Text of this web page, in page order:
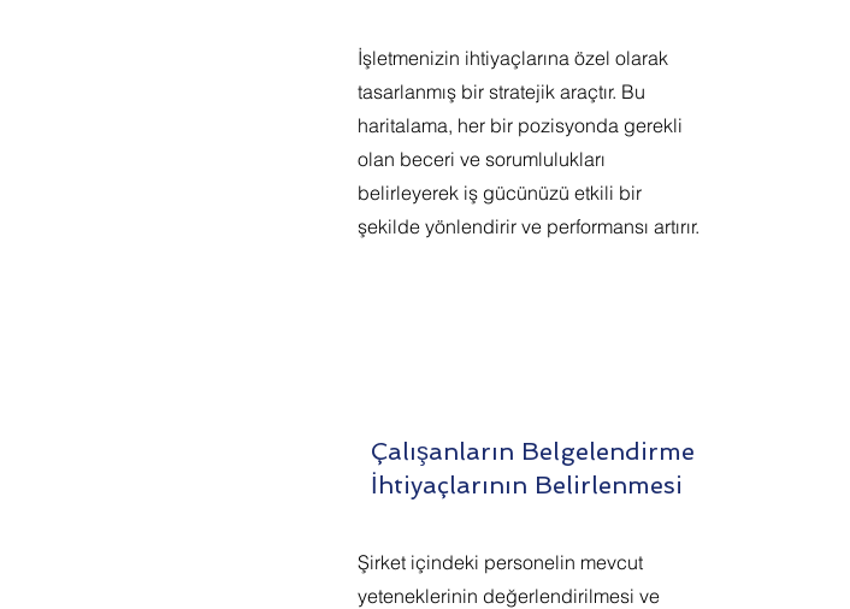
İşletmenizin ihtiyaçlarına özel olarak
tasarlanmış bir stratejik araçtır. Bu
haritalama, her bir pozisyonda gerekli
olan beceri ve sorumlulukları
belirleyerek iş gücünüzü etkili bir
şekilde yönlendirir ve performansı artırır.
Çalışanların Belgelendirme
İhtiyaçlarının Belirlenmesi
Şirket içindeki personelin mevcut
yeteneklerinin değerlendirilmesi ve